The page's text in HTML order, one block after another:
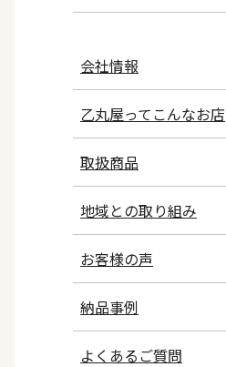
会社情報
乙丸屋ってこんなお店
取扱商品
地域との取り組み
お客様の声
納品事例
よくあるご質問